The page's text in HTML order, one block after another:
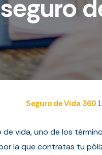
seguro
Seguro de Vida 360
vida, uno de los
la que contratas tu